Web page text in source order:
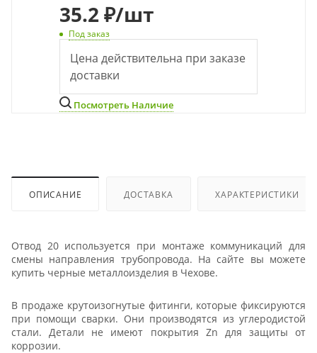
35.2 ₽/шт
Под заказ
Цена действительна при заказе
доставки
Посмотреть Наличие
ОПИСАНИЕ ДОСТАВКА ХАРАКТЕРИСТИКИ
Отвод 20 используется при монтаже коммуникаций для
смены направления трубопровода. На сайте вы можете
купить черные металлоизделия в Чехове.
В продаже крутоизогнутые фитинги, которые фиксируются
при помощи сварки. Они производятся из углеродистой
стали. Детали не имеют покрытия Zn для защиты от
коррозии.